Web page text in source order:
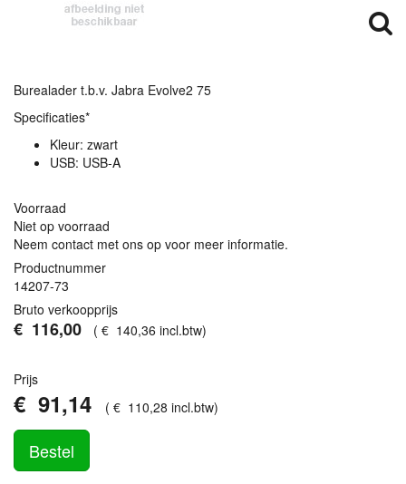
Burealader t.b.v. Jabra Evolve2 75
Specificaties*
Kleur: zwart
USB: USB-A
Voorraad
Niet op voorraad
Neem contact met ons op voor meer informatie.
Productnummer
14207-73
Bruto verkoopprijs
€ 116,00 ( € 140,36 incl.btw)
Prijs
€ 91,14 ( € 110,28 incl.btw)
Bestel